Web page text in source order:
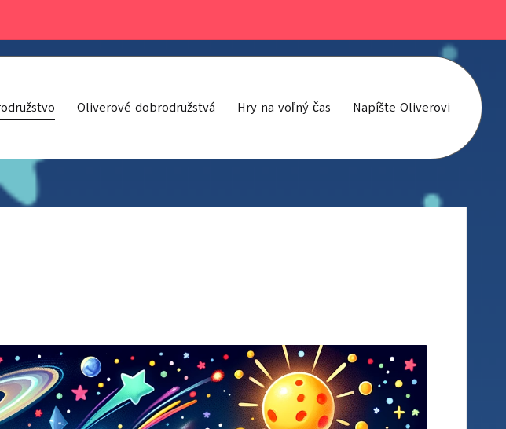
Oliverové dobrodružstvá Hry na voľný čas Napíšte Oliverovi